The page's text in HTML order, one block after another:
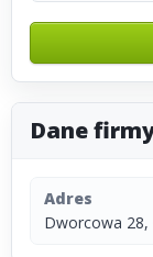
Dane
Adres
Dworcowa 28,